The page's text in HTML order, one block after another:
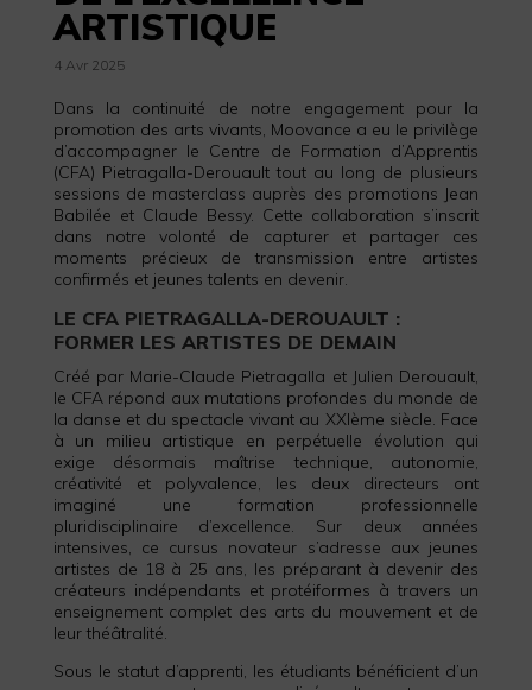
ARTISTIQUE
4 Avr 2025
Dans la continuité de notre engagement pour la
promotion des arts vivants, Moovance a eu le privilège
d’accompagner le Centre de Formation d’Apprentis
(CFA) Pietragalla-Derouault tout au long de plusieurs
sessions de masterclass auprès des promotions Jean
Babilée et Claude Bessy. Cette collaboration s’inscrit
dans notre volonté de capturer et partager ces
moments précieux de transmission entre artistes
confirmés et jeunes talents en devenir.
LE CFA PIETRAGALLA-DEROUAULT :
FORMER LES ARTISTES DE DEMAIN
Créé par Marie-Claude Pietragalla et Julien Derouault,
le CFA répond aux mutations profondes du monde de
la danse et du spectacle vivant au XXIème siècle. Face
à un milieu artistique en perpétuelle évolution qui
exige désormais maîtrise technique, autonomie,
créativité et polyvalence, les deux directeurs ont
imaginé une formation professionnelle
pluridisciplinaire d’excellence. Sur deux années
intensives, ce cursus novateur s’adresse aux jeunes
artistes de 18 à 25 ans, les préparant à devenir des
créateurs indépendants et protéiformes à travers un
enseignement complet des arts du mouvement et de
leur théâtralité.
Sous le statut d’apprenti, les étudiants bénéficient d’un